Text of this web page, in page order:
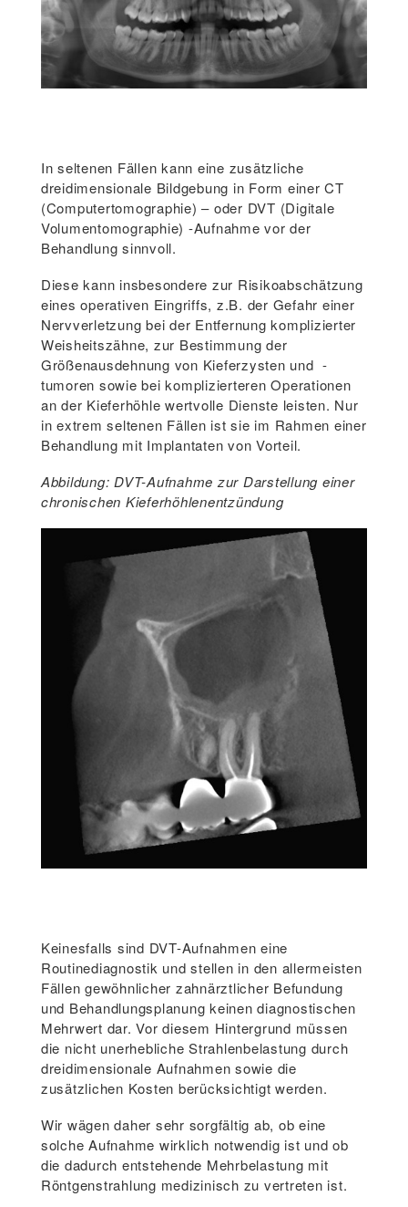
In seltenen Fällen kann eine zusätzliche
dreidimensionale Bildgebung in Form einer CT
(Computertomographie) – oder DVT (Digitale
Volumentomographie) -Aufnahme vor der
Behandlung sinnvoll.
Diese kann insbesondere zur Risikoabschätzung
eines operativen Eingriffs, z.B. der Gefahr einer
Nervverletzung bei der Entfernung komplizierter
Weisheitszähne, zur Bestimmung der
Größenausdehnung von Kieferzysten und -
tumoren sowie bei komplizierteren Operationen
an der Kieferhöhle wertvolle Dienste leisten. Nur
in extrem seltenen Fällen ist sie im Rahmen einer
Behandlung mit Implantaten von Vorteil.
Abbildung: DVT-Aufnahme zur Darstellung einer
chronischen Kieferhöhlenentzündung
Keinesfalls sind DVT-Aufnahmen eine
Routinediagnostik und stellen in den allermeisten
Fällen gewöhnlicher zahnärztlicher Befundung
und Behandlungsplanung keinen diagnostischen
Mehrwert dar. Vor diesem Hintergrund müssen
die nicht unerhebliche Strahlenbelastung durch
dreidimensionale Aufnahmen sowie die
zusätzlichen Kosten berücksichtigt werden.
Wir wägen daher sehr sorgfältig ab, ob eine
solche Aufnahme wirklich notwendig ist und ob
die dadurch entstehende Mehrbelastung mit
Röntgenstrahlung medizinisch zu vertreten ist.